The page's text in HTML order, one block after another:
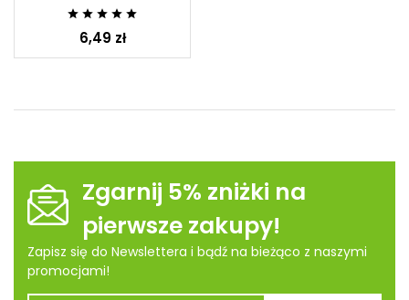
    
6,49 zł
Zgarnij 5% zniżki na
pierwsze zakupy!
Zapisz się do Newslettera i bądź na bieżąco z naszymi
promocjami!